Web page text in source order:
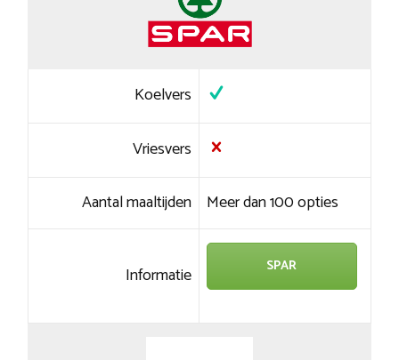
Koelvers
Vriesvers
Aantal maaltijden Meer dan 100 opties
Informatie SPAR